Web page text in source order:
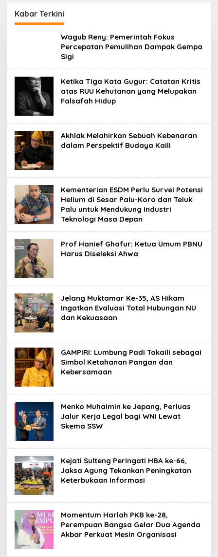
Kabar Terkini
Wagub Reny: Pemerintah Fokus
Percepatan Pemulihan Dampak Gempa
Sigi
Ketika Tiga Kata Gugur: Catatan Kritis
atas RUU Kehutanan yang Melupakan
Falsafah Hidup
Akhlak Melahirkan Sebuah Kebenaran
dalam Perspektif Budaya Kaili
Kementerian ESDM Perlu Survei Potensi
Helium di Sesar Palu-Koro dan Teluk
Palu untuk Mendukung Industri
Teknologi Masa Depan
Prof Hanief Ghafur: Ketua Umum PBNU
Harus Diseleksi Ahwa
Jelang Muktamar Ke-35, AS Hikam
Ingatkan Evaluasi Total Hubungan NU
dan Kekuasaan
GAMPIRI: Lumbung Padi Tokaili sebagai
Simbol Ketahanan Pangan dan
Kebersamaan
Menko Muhaimin ke Jepang, Perluas
Jalur Kerja Legal bagi WNI Lewat
Skema SSW
Kejati Sulteng Peringati HBA ke-66,
Jaksa Agung Tekankan Peningkatan
Keterbukaan Informasi
Momentum Harlah PKB ke-28,
Perempuan Bangsa Gelar Dua Agenda
Akbar Perkuat Mesin Organisasi